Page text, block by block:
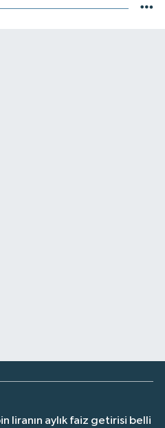
liranın aylık faiz getirisi belli